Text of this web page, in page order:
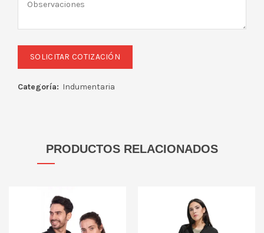
Categoría: Indumentaria
PRODUCTOS RELACIONADOS